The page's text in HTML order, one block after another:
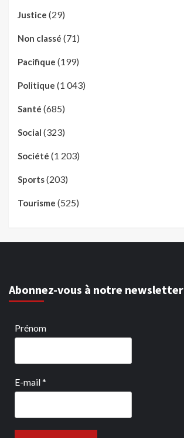
Justice (29)
Non classé (71)
Pacifique (199)
Politique (1 043)
Santé (685)
Social (323)
Société (1 203)
Sports(203)
Tourisme (525)
Abonnez-vous à notre newsletter
Prénom
E-mail*